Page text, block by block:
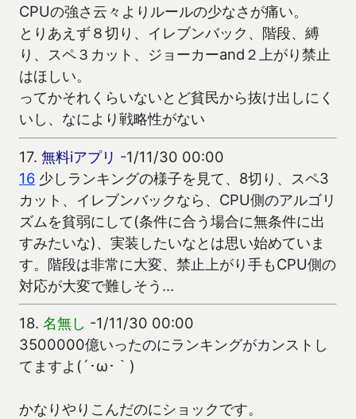
CPUの強さ云々よりルールの少なさが痛い。
とりあえず８切り、イレブンバック、階段、縛
り、スペ３カット、ジョーカーand２上がり禁止
はほしい。
ってかそれくらいないとど貧民から抜け出しにく
いし、なにより戦略性がない
17. 無料iアプリ -1/11/30 00:00
16 少しランキングの様子を見て、8切り、スペ3
カット、イレブンバックなら、CPU側のアルゴリ
ズムを貧弱にして(条件に合う場合に無条件に出
すみたいな)、実装したいなとは思い始めていま
す。階段は非常に大変、禁止上がり手もCPU側の
対応が大変で難しそう…
18. 名無し -1/11/30 00:00
3500000億いったのにランキングがカンストし
てますよ(´･ω･｀)
かなりやりこんだのにショックです。